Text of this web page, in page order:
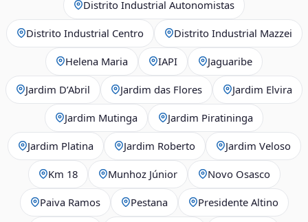
Distrito Industrial Autonomistas
Distrito Industrial Centro Distrito Industrial Mazzei
Helena Maria IAPI Jaguaribe
Jardim D’Abril Jardim das Flores Jardim Elvira
Jardim Mutinga Jardim Piratininga
Jardim Platina Jardim Roberto Jardim Veloso
Km 18 Munhoz Júnior Novo Osasco
Paiva Ramos Pestana Presidente Altino